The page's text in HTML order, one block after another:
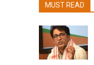
MUST READ